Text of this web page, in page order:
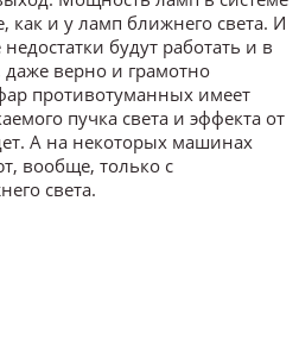
как и у ламп ближнего света. И
будут работать и в
даже верно и грамотно
противотуманных имеет
пучка света и эффекта от
А на некоторых машинах
вообще, только с
света.